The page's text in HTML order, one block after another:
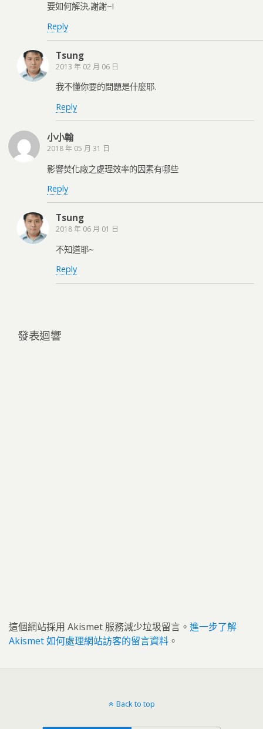
要如何解決,謝謝~!
Reply
Tsung
2013 年 02 月 06 日
我不懂你要的問題是什麼耶.
Reply
小小翰
2018 年 05 月 31 日
影響焚化廠之處理效率的因素有哪些
Reply
Tsung
2018 年 06 月 01 日
不知道耶~
Reply
發表迴響
這個網站採用 Akismet 服務減少垃圾留言。 進一步了解
Akismet 如何處理網站訪客的留言資料 。
Back to top